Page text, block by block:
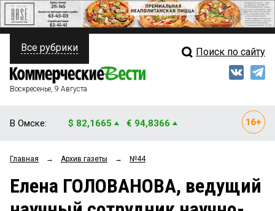
ПОЛИТИКА
ФИНАНСЫ
ОБЩЕСТВО
ЗАКОН
Свежий выпуск
Рейтинги
Все рубрики Поиск по сайту
Воскресенье, 9 Августа
В Омске: $ 82,1665 € 94,8366
Главная → Архив газеты → №44
Елена ГОЛОВАНОВА, ведущий